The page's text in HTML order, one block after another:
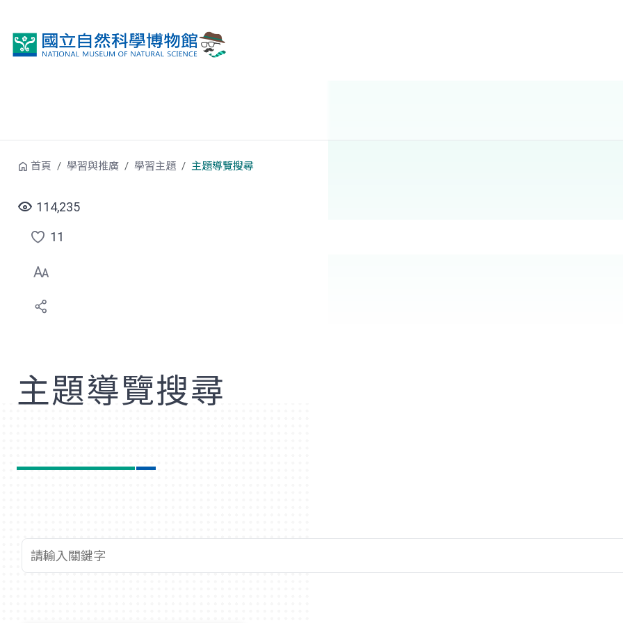
首頁 學習與推廣 學習主題 主題導覽搜尋
114,235
點
選
喜
11
主題導覽搜尋
查詢關鍵字